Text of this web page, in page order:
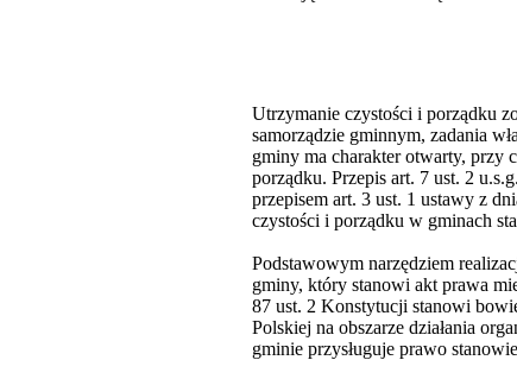
Utrzymanie czystości i porządku
samorządzie gminnym, zadania
gminy ma charakter otwarty, przy
porządku. Przepis art. 7 ust. 2
przepisem art. 3 ust. 1 ustawy z
czystości i porządku w gminach
Podstawowym narzędziem
gminy, który stanowi akt prawa
87 ust. 2 Konstytucji stanowi
Polskiej na obszarze działania
gminie przysługuje prawo